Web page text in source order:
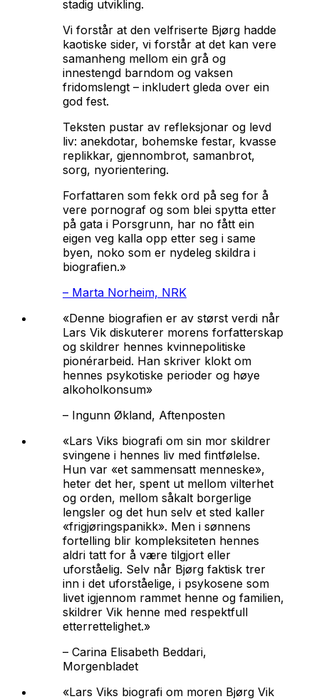
stadig utvikling.
Vi forstår at den velfriserte Bjørg hadde
kaotiske sider, vi forstår at det kan vere
samanheng mellom ein grå og
innestengd barndom og vaksen
fridomslengt – inkludert gleda over ein
god fest.
Teksten pustar av refleksjonar og levd
liv: anekdotar, bohemske festar, kvasse
replikkar, gjennombrot, samanbrot,
sorg, nyorientering.
Forfattaren som fekk ord på seg for å
vere pornograf og som blei spytta etter
på gata i Porsgrunn, har no fått ein
eigen veg kalla opp etter seg i same
byen, noko som er nydeleg skildra i
biografien.»
– Marta Norheim, NRK
«Denne biografien er av størst verdi når
Lars Vik diskuterer morens forfatterskap
og skildrer hennes kvinnepolitiske
pionérarbeid. Han skriver klokt om
hennes psykotiske perioder og høye
alkoholkonsum»
– Ingunn Økland, Aftenposten
«Lars Viks biografi om sin mor skildrer
svingene i hennes liv med fintfølelse.
Hun var «et sammensatt menneske»,
heter det her, spent ut mellom vilterhet
og orden, mellom såkalt borgerlige
lengsler og det hun selv et sted kaller
«frigjøringspanikk». Men i sønnens
fortelling blir kompleksiteten hennes
aldri tatt for å være tilgjort eller
uforståelig. Selv når Bjørg faktisk trer
inn i det uforståelige, i psykosene som
livet igjennom rammet henne og familien,
skildrer Vik henne med respektfull
etterrettelighet.»
– Carina Elisabeth Beddari,
Morgenbladet
«Lars Viks biografi om moren Bjørg Vik